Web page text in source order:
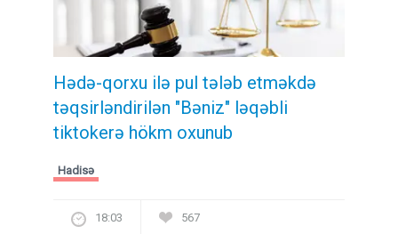
Hədə-qorxu ilə pul tələb etməkdə
təqsirləndirilən "Bəniz" ləqəbli
tiktokerə hökm oxunub
Hadisə
18:03 567